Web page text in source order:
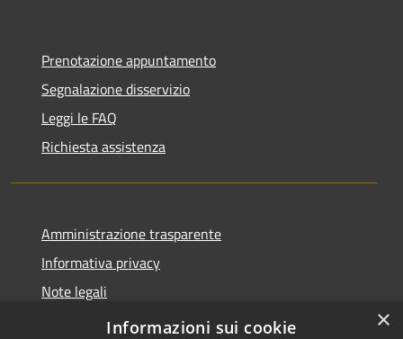
Prenotazione appuntamento
Segnalazione disservizio
Leggi le FAQ
Richiesta assistenza
Amministrazione trasparente
Informativa privacy
Note legali
Dichiarazione di accessibilità
×
Informazioni sui cookie